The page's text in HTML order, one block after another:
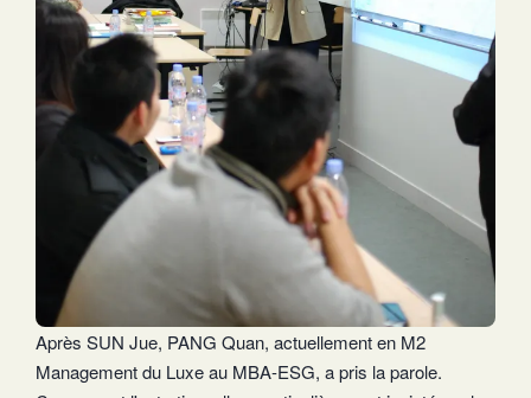
Après SUN Jue, PANG Quan, actuellement en M2
Management du Luxe au MBA-ESG, a pris la parole.